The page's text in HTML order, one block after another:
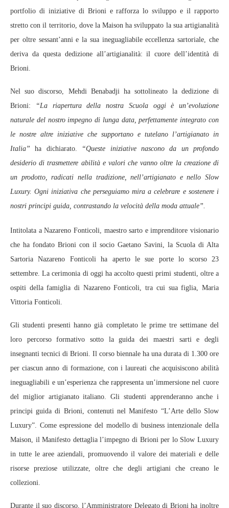
portfolio di iniziative di Brioni e rafforza lo sviluppo e il rapporto
stretto con il territorio, dove la Maison ha sviluppato la sua artigianalità
per oltre sessant’anni e la sua ineguagliabile eccellenza sartoriale, che
deriva da questa dedizione all’artigianalità: il cuore dell’identità di
Brioni.
Nel suo discorso, Mehdi Benabadji ha sottolineato la dedizione di
Brioni: “La riapertura della nostra Scuola oggi è un’evoluzione
naturale del nostro impegno di lunga data, perfettamente integrato con
le nostre altre iniziative che supportano e tutelano l’artigianato in
Italia” ha dichiarato. “Queste iniziative nascono da un profondo
desiderio di trasmettere abilità e valori che vanno oltre la creazione di
un prodotto, radicati nella tradizione, nell’artigianato e nello Slow
Luxury. Ogni iniziativa che perseguiamo mira a celebrare e sostenere i
nostri principi guida, contrastando la velocità della moda attuale”.
Intitolata a Nazareno Fonticoli, maestro sarto e imprenditore visionario
che ha fondato Brioni con il socio Gaetano Savini, la Scuola di Alta
Sartoria Nazareno Fonticoli ha aperto le sue porte lo scorso 23
settembre. La cerimonia di oggi ha accolto questi primi studenti, oltre a
ospiti della famiglia di Nazareno Fonticoli, tra cui sua figlia, Maria
Vittoria Fonticoli.
Gli studenti presenti hanno già completato le prime tre settimane del
loro percorso formativo sotto la guida dei maestri sarti e degli
insegnanti tecnici di Brioni. Il corso biennale ha una durata di 1.300 ore
per ciascun anno di formazione, con i laureati che acquisiscono abilità
ineguagliabili e un’esperienza che rappresenta un’immersione nel cuore
del miglior artigianato italiano. Gli studenti apprenderanno anche i
principi guida di Brioni, contenuti nel Manifesto “L’Arte dello Slow
Luxury”. Come espressione del modello di business intenzionale della
Maison, il Manifesto dettaglia l’impegno di Brioni per lo Slow Luxury
in tutte le aree aziendali, promuovendo il valore dei materiali e delle
risorse preziose utilizzate, oltre che degli artigiani che creano le
collezioni.
Durante il suo discorso, l’Amministratore Delegato di Brioni ha inoltre